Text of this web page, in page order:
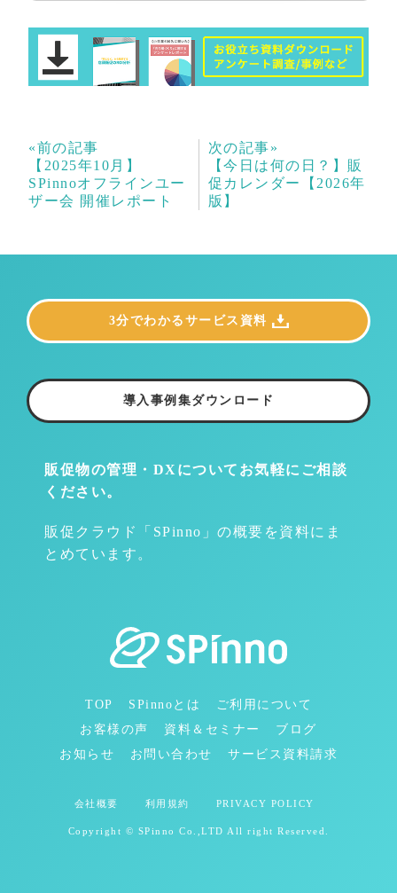
«前の記事
【2025年10月】
SPinnoオフラインユー
ザー会 開催レポート
次の記事»
【今日は何の日？】販
促カレンダー【2026年
版】
販促物の管理・DXについて お気軽にご相談
ください。
販促クラウド「SPinno」の概要を資料にま
とめています。
3分でわかるサービス資料
導入事例集ダウンロード
TOP SPinnoとは
ご利用について
お客様の声
資料＆セミナー
ブログ
お知らせ
お問い合わせ サービス資料請求
会社概要 利用規約 PRIVACY POLICY
Copyright © SPinno Co.,LTD All right Reserved.